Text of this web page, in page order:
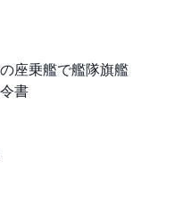
座乗艦で艦隊旗艦
書